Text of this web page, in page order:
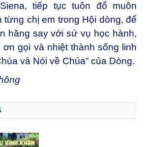
tiếp tục tuôn đổ muôn
từng chị em trong Hội dòng, để
hăng say với sứ vụ học hành,
ơn gọi và nhiệt thành sống linh
và Nói về Chúa” của Dòng.